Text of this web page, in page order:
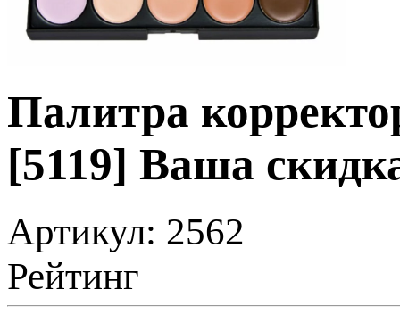
Палитра
[5119] Ваша
Артикул: 2562
Рейтинг